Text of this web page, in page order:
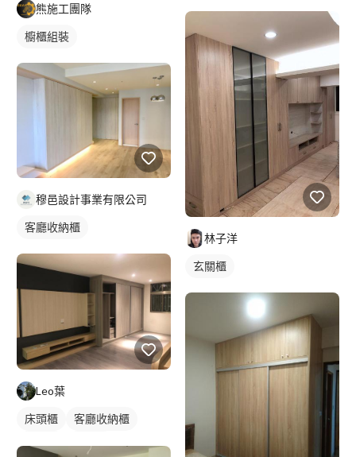
熊施工團隊
櫥櫃組裝
穆邑設計事業有限公司
客廳收納櫃
Leo葉
床頭櫃
客廳收納櫃
林子洋
玄關櫃